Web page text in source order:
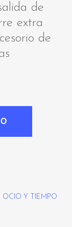
de
extra
de
OCIO Y TIEMPO